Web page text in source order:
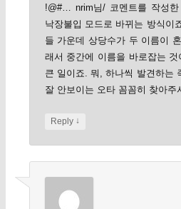
!@#… nrim님/ 코멘트를 작성
낙장불입 모드로 바뀌는 방식이
들 가운데 상당수가 두 이름이
래서 중간에 이름을 바로잡는
큰 일이죠. 뭐, 하나씩 발견하는
잘 안보이는 오타 꼼꼼히 찾아주
Reply ↓